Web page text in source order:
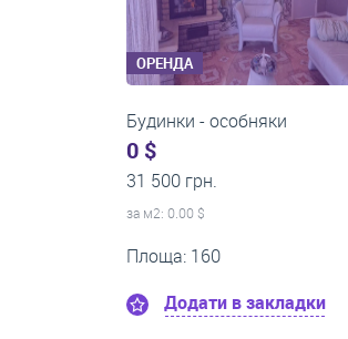
ОРЕНДА
1-кімнатні квартири
0 $
21 500 грн.
за м2: 0.00 $
Поверх:8